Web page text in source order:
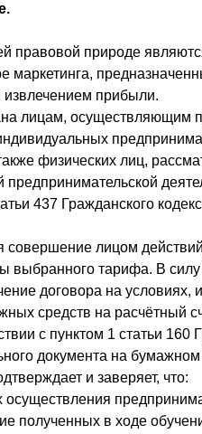
правовой природе
маркетинга,
извлечением прибыли.
лицам, осуществляющим
физических лиц,
предпринимательской
437 Гражданского
лицом
выбранного тарифа. В
договора на
средств на расчётный
с пунктом 1 статьи 160
документа на бумажном
и заверяет, что:
полученных в ходе